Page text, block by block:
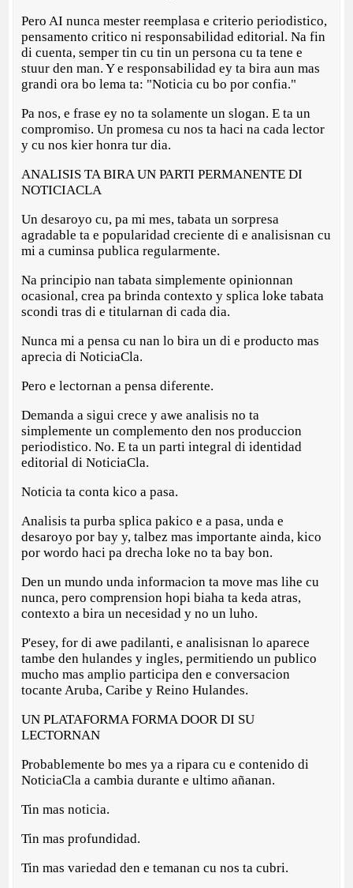
Pero AI nunca mester reemplasa e criterio periodistico,
pensamento critico ni responsabilidad editorial. Na fin
di cuenta, semper tin cu tin un persona cu ta tene e
stuur den man. Y e responsabilidad ey ta bira aun mas
grandi ora bo lema ta: "Noticia cu bo por confia."
Pa nos, e frase ey no ta solamente un slogan. E ta un
compromiso. Un promesa cu nos ta haci na cada lector
y cu nos kier honra tur dia.
ANALISIS TA BIRA UN PARTI PERMANENTE DI
NOTICIACLA
Un desaroyo cu, pa mi mes, tabata un sorpresa
agradable ta e popularidad creciente di e analisisnan cu
mi a cuminsa publica regularmente.
Na principio nan tabata simplemente opinionnan
ocasional, crea pa brinda contexto y splica loke tabata
scondi tras di e titularnan di cada dia.
Nunca mi a pensa cu nan lo bira un di e producto mas
aprecia di NoticiaCla.
Pero e lectornan a pensa diferente.
Demanda a sigui crece y awe analisis no ta
simplemente un complemento den nos produccion
periodistico. No. E ta un parti integral di identidad
editorial di NoticiaCla.
Noticia ta conta kico a pasa.
Analisis ta purba splica pakico e a pasa, unda e
desaroyo por bay y, talbez mas importante ainda, kico
por wordo haci pa drecha loke no ta bay bon.
Den un mundo unda informacion ta move mas lihe cu
nunca, pero comprension hopi biaha ta keda atras,
contexto a bira un necesidad y no un luho.
P'esey, for di awe padilanti, e analisisnan lo aparece
tambe den hulandes y ingles, permitiendo un publico
mucho mas amplio participa den e conversacion
tocante Aruba, Caribe y Reino Hulandes.
UN PLATAFORMA FORMA DOOR DI SU
LECTORNAN
Probablemente bo mes ya a ripara cu e contenido di
NoticiaCla a cambia durante e ultimo añanan.
Tin mas noticia.
Tin mas profundidad.
Tin mas variedad den e temanan cu nos ta cubri.